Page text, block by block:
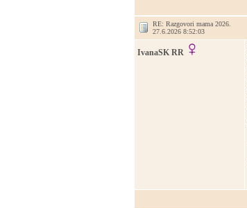
RE: Razgovori mama 2026.
27.6.2026 8:52:03
IvanaSK RR